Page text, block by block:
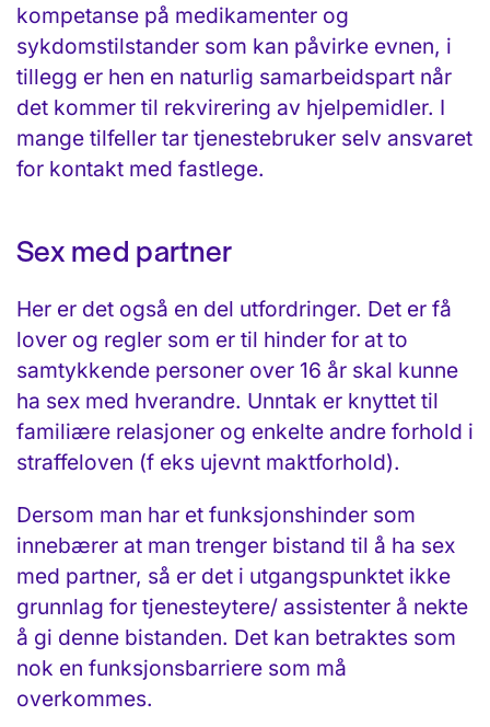
kompetanse på medikamenter og
sykdomstilstander som kan påvirke evnen, i
tillegg er hen en naturlig samarbeidspart når
det kommer til rekvirering av hjelpemidler. I
mange tilfeller tar tjenestebruker selv ansvaret
for kontakt med fastlege.
Sex med partner
Her er det også en del utfordringer. Det er få
lover og regler som er til hinder for at to
samtykkende personer over 16 år skal kunne
ha sex med hverandre. Unntak er knyttet til
familiære relasjoner og enkelte andre forhold i
straffeloven (f eks ujevnt maktforhold).
Dersom man har et funksjonshinder som
innebærer at man trenger bistand til å ha sex
med partner, så er det i utgangspunktet ikke
grunnlag for tjenesteytere/ assistenter å nekte
å gi denne bistanden. Det kan betraktes som
nok en funksjonsbarriere som må
overkommes.